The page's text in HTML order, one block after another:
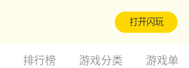
打开闪玩
排行榜 游戏分类 游戏单